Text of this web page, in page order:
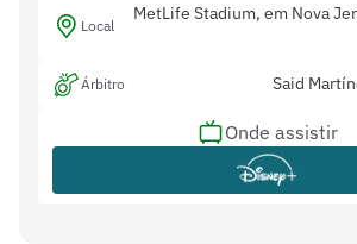
Local
MetLife Stadium, em Nova
Árbitro Said
Onde assistir